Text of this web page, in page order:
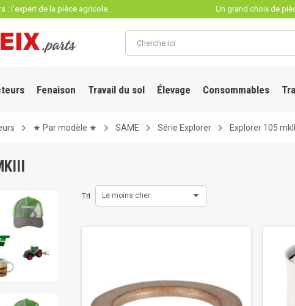
: l'expert de la pièce agricole. Un grand choix de
Fenaison Travail du sol Élevage Consommables
★ Par modèle ★ SAME Série Explorer Explorer 105 mkIII
Tri Le moins cher